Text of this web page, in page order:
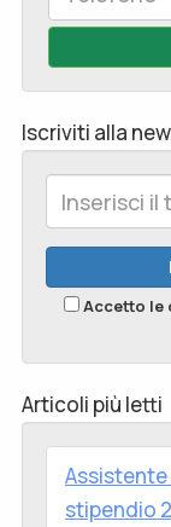
Iscriviti alla
Accetto le
Articoli più letti
Assistente
stipendio